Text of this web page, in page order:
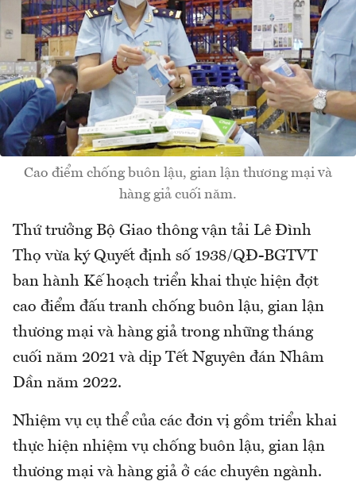
Cao điểm chống buôn lậu, gian lận thương mại và
hàng giả cuối năm.
Thứ trưởng Bộ Giao thông vận tải Lê Đình
Thọ vừa ký Quyết định số 1938/QĐ-BGTVT
ban hành Kế hoạch triển khai thực hiện đợt
cao điểm đấu tranh chống buôn lậu, gian lận
thương mại và hàng giả trong những tháng
cuối năm 2021 và dịp Tết Nguyên đán Nhâm
Dần năm 2022.
Nhiệm vụ cụ thể của các đơn vị gồm triển khai
thực hiện nhiệm vụ chống buôn lậu, gian lận
thương mại và hàng giả ở các chuyên ngành.